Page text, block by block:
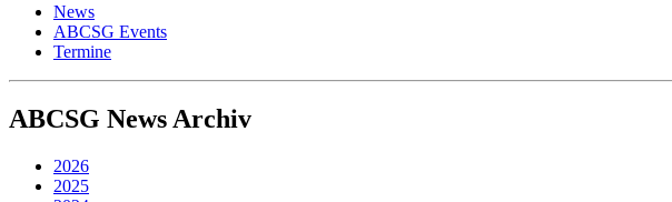
News
ABCSG Events
Termine
ABCSG News Archiv
2026
2025